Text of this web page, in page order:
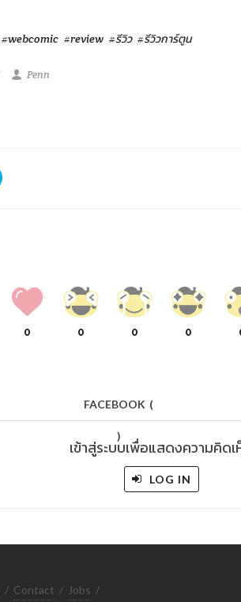
#webcomic #review #รีวิว #รีวิวการ์ตูน
Penn
0 0 0 0
FACEBOOK (
)
เข้าสู่ระบบเพื่อแสดงความคิดเ
LOG IN
/ Contact / Jobs /